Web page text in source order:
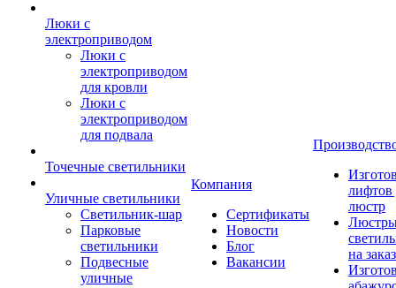
Люки с
электроприводом
Люки с
электроприводом
для кровли
Люки с
электроприводом
для подвала
Точечные светильники
Уличные светильники
Светильник-шар
Парковые
светильники
Подвесные
уличные
Компания
Сертификаты
Новости
Блог
Вакансии
лифтов
люстр
на заказ